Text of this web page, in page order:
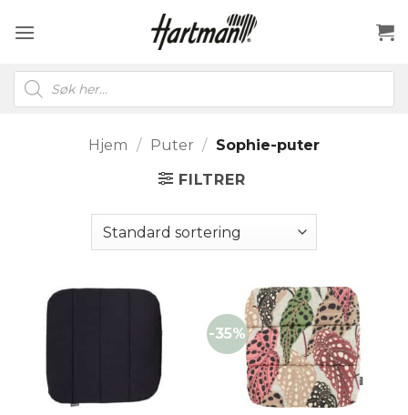
Products
search
Hjem / Puter / Sophie-puter
FILTRER
-35%